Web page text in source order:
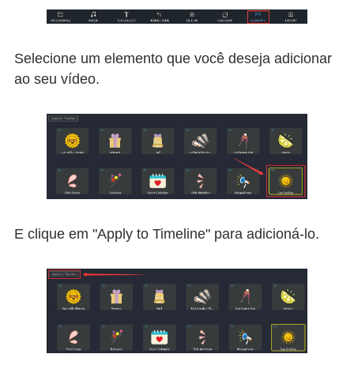
Selecione um elemento que você deseja adicionar
ao seu vídeo.
E clique em "Apply to Timeline" para adicioná-lo.